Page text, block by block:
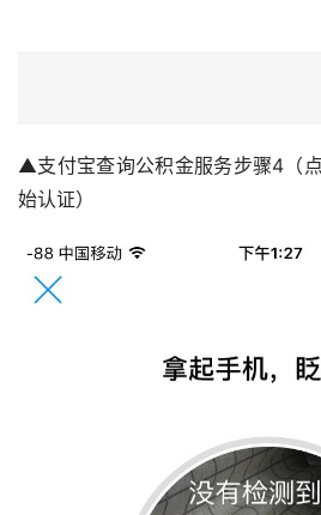
▲支付宝查询公积金服务步骤4（
始认证）